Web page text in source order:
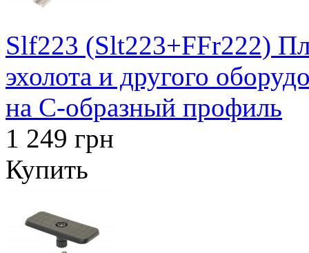
Slf223 (Slt223+FFr222)
эхолота и другого
на C-образный профиль
1 249 грн
Купить